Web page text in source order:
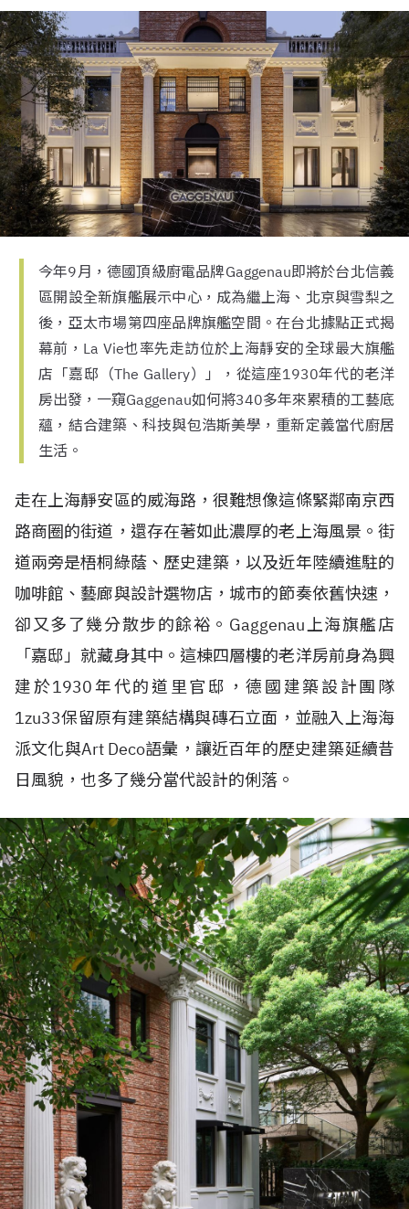
今年9月，德國頂級廚電品牌Gaggenau即將於台北信義
區開設全新旗艦展示中心，成為繼上海、北京與雪梨之
後，亞太市場第四座品牌旗艦空間。在台北據點正式揭
幕前，La Vie也率先走訪位於上海靜安的全球最大旗艦
店「嘉邸（The Gallery）」，從這座1930年代的老洋
房出發，一窺Gaggenau如何將340多年來累積的工藝底
蘊，結合建築、科技與包浩斯美學，重新定義當代廚居
生活。
走在上海靜安區的威海路，很難想像這條緊鄰南京西
路商圈的街道，還存在著如此濃厚的老上海風景。街
道兩旁是梧桐綠蔭、歷史建築，以及近年陸續進駐的
咖啡館、藝廊與設計選物店，城市的節奏依舊快速，
卻又多了幾分散步的餘裕。Gaggenau上海旗艦店
「嘉邸」就藏身其中。這棟四層樓的老洋房前身為興
建於1930年代的道里官邸，德國建築設計團隊
1zu33保留原有建築結構與磚石立面，並融入上海海
派文化與Art Deco語彙，讓近百年的歷史建築延續昔
日風貌，也多了幾分當代設計的俐落。